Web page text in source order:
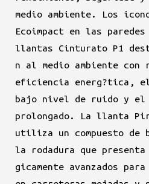
medio ambiente. Los
Ecoimpact en las
llantas Cinturato P1
n al medio ambiente con
eficiencia energ?tica,
bajo nivel de ruido y el
prolongado. La llanta
utiliza un compuesto de
la rodadura que presenta
gicamente avanzados